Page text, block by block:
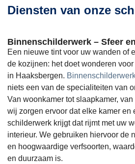
uitvoer
Prima
werk
gelever
d en
afsprak
en
goed
nageko
st.
Vlotte,
lijke
en het
Diensten van onze
Binnenschilderwerk – Sfeer
Een nieuwe tint voor uw wanden of
de kozijnen: het doet wonderen
in Haaksbergen.
niets een van de specialiteiten van
Van woonkamer tot slaapkamer,
wij zorgen ervoor dat elke kamer en
schilderwerk krijgt dat rijmt met uw
interieur. We gebruiken hiervoor de
en hoogwaardige verfsoorten,
en duurzaam is.